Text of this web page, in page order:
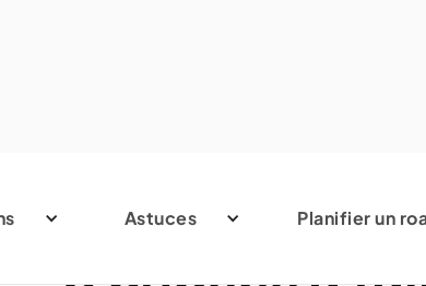
Astuces Planifier un
8 choses à